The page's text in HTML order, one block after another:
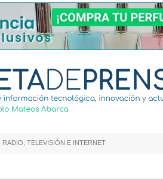
RADIO, TELEVISIÓN E INTERNET